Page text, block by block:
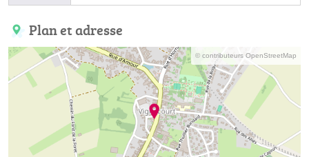
Plan et adresse
© contributeurs OpenStreetMap